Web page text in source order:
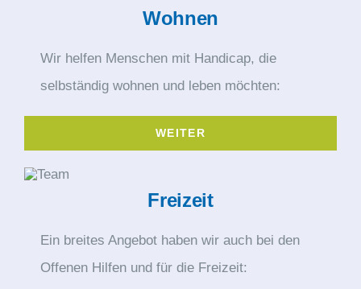
Wohnen
Wir helfen Menschen mit Handicap, die
selbständig wohnen und leben möchten:
WEITER
Freizeit
Ein breites Angebot haben wir auch bei den
Offenen Hilfen und für die Freizeit: